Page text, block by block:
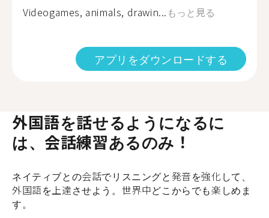
Videogames, animals, drawin... もっと見る
アプリをダウンロードする
外国語を話せるようになるに
は、会話練習あるのみ！
ネイティブとの会話でリスニングと発音を強化して、
外国語を上達させよう。世界中どこからでも楽しめま
す。